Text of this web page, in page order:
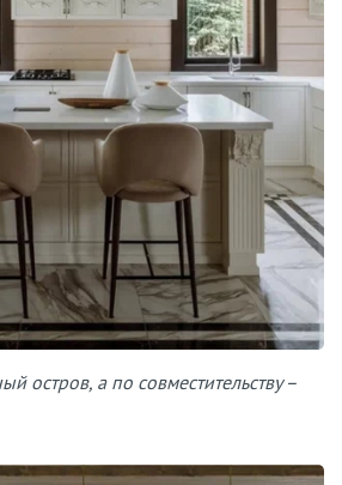
остров, а по совместительству –